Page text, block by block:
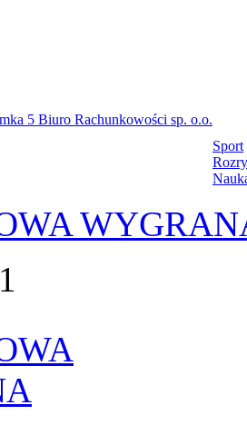
5 Biuro Rachunkowości sp. o.o.
Sport